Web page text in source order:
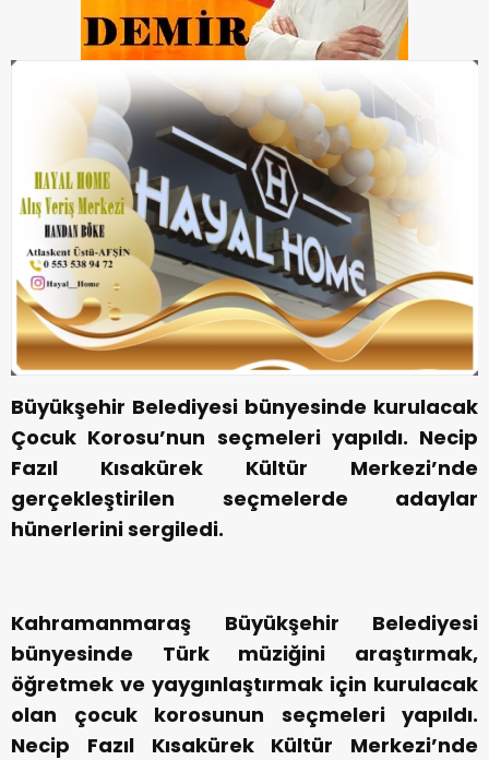
Büyükşehir Belediyesi bünyesinde kurulacak
Çocuk Korosu’nun seçmeleri yapıldı. Necip
Fazıl Kısakürek Kültür Merkezi’nde
gerçekleştirilen seçmelerde adaylar
hünerlerini sergiledi.
Kahramanmaraş Büyükşehir Belediyesi
bünyesinde Türk müziğini araştırmak,
öğretmek ve yaygınlaştırmak için kurulacak
olan çocuk korosunun seçmeleri yapıldı.
Necip Fazıl Kısakürek Kültür Merkezi’nde